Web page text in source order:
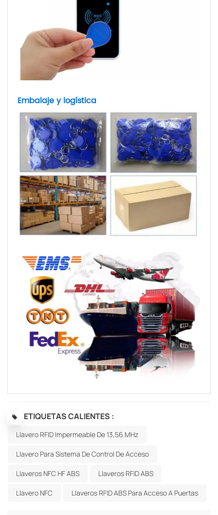
Embalaje y logística
ETIQUETAS CALIENTES :
Llavero RFID Impermeable De 13,56 MHz
Llavero Para Sistema De Control De Acceso
Llaveros NFC HF ABS Llaveros RFID ABS
Llavero NFC Llaveros RFID ABS Para Acceso A Puertas